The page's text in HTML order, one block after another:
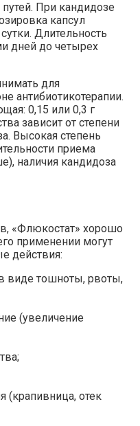
При кандидозе
капсул
Длительность
дней до четырех
для
антибиотикотерапии.
0,15 или 0,3 г
зависит от степени
Высокая степень
приема
наличия кандидоза
«Флюкостат» хорошо
применении могут
действия:
виде тошноты, рвоты,
(увеличение
(крапивница, отек